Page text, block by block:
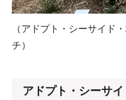
（アドプト・シーサイド
チ）
アドプト・シーサ